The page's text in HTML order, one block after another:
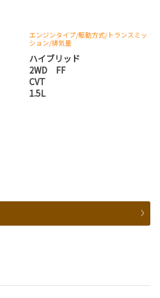
エンジンタイプ/駆動方式/トランスミッ
ション/排気量
ハイブリッド
2WD FF
CVT
1.5L